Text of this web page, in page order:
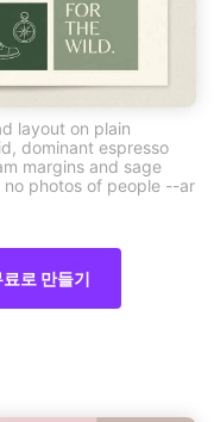
layout on plain
dominant espresso
margins and sage
photos of people --ar
로 만들기